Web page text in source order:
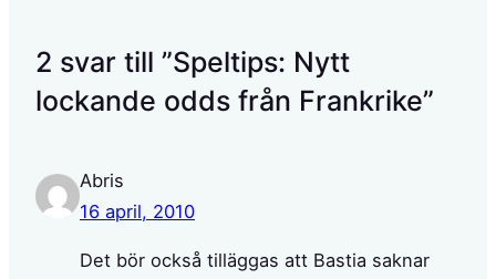
2 svar till ”Speltips: Nytt
lockande odds från Frankrike”
Abris
16 april, 2010
Det bör också tilläggas att Bastia saknar